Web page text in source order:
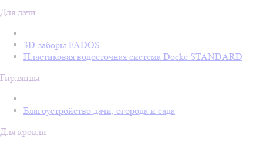
Для дачи
3D-заборы FADOS
Пластиковая водосточная система Döcke STANDARD
Гирлянды
Благоустройство дачи, огорода и сада
Для кровли